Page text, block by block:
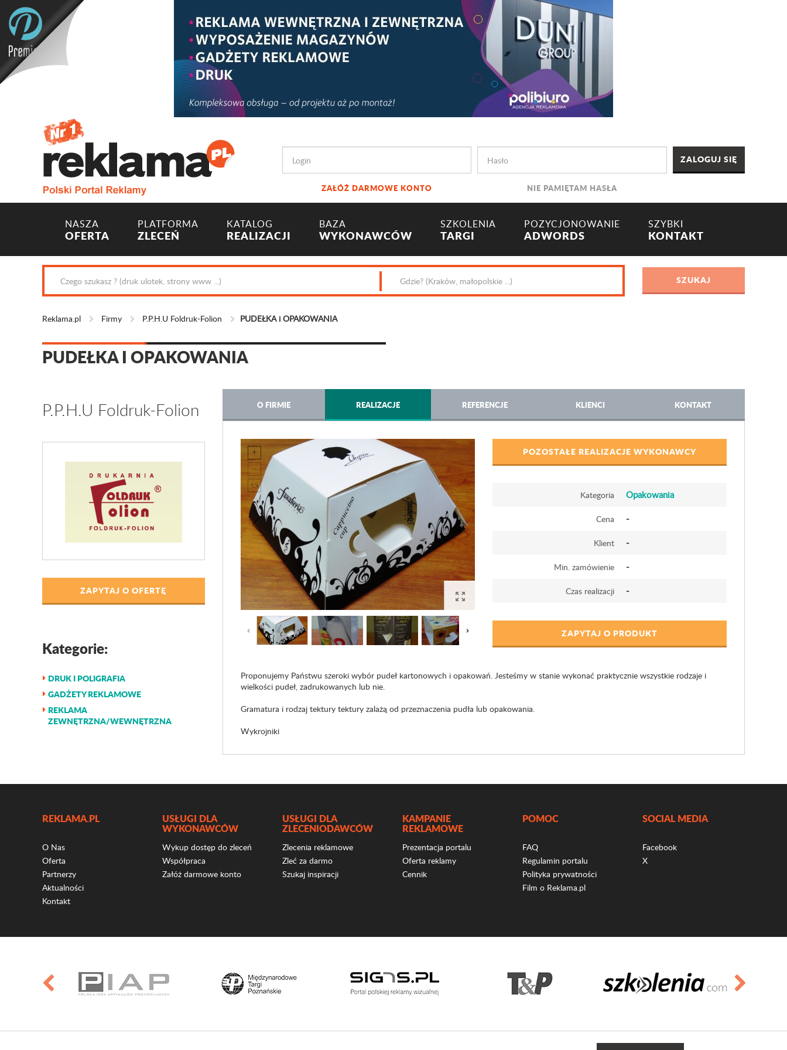
ZAŁÓŻ DARMOWE KONTO NIE PAMIĘTAM HASŁA
NASZA
OFERTA
PLATFORMA
ZLECEŃ
KATALOG
REALIZACJI
BAZA
WYKONAWCÓW
SZKOLENIA
TARGI
POZYCJONOWANIE
ADWORDS
SZYBKI
KONTAKT
Reklama.pl Firmy P.P.H.U Foldruk-Folion PUDEŁKA i OPAKOWANIA
PUDEŁKA I OPAKOWANIA
P.P.H.U Foldruk-Folion
ZAPYTAJ O OFERTĘ
Kategorie:
DRUK I POLIGRAFIA
GADŻETY REKLAMOWE
REKLAMA
ZEWNĘTRZNA/WEWNĘTRZNA
O FIRMIE REALIZACJE REFERENCJE KLIENCI KONTAKT
POZOSTAŁE REALIZACJE WYKONAWCY
Kategoria Opakowania
Cena -
Klient -
Min. zamówienie -
Czas realizacji -
ZAPYTAJ O PRODUKT
Proponujemy Państwu szeroki wybór pudeł kartonowych i opakowań. Jesteśmy w stanie wykonać praktycznie wszystkie rodzaje i
wielkości pudeł, zadrukowanych lub nie.
Gramatura i rodzaj tektury tektury zalażą od przeznaczenia pudła lub opakowania.
Wykrojniki
REKLAMA.PL
O Nas
Oferta
Partnerzy
Aktualności
Kontakt
USŁUGI DLA
WYKONAWCÓW
Wykup dostęp do zleceń
Współpraca
Załóż darmowe konto
USŁUGI DLA
ZLECENIODAWCÓW
Zlecenia reklamowe
Zleć za darmo
Szukaj inspiracji
KAMPANIE
REKLAMOWE
Prezentacja portalu
Oferta reklamy
Cennik
POMOC
FAQ
Regulamin portalu
Polityka prywatności
Film o Reklama.pl
SOCIAL MEDIA
Facebook
X